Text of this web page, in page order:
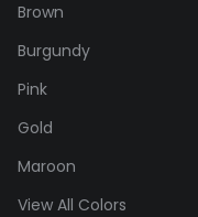
Brown
Burgundy
Pink
Gold
Maroon
View All Colors